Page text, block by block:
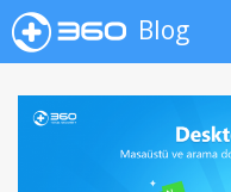
Blog